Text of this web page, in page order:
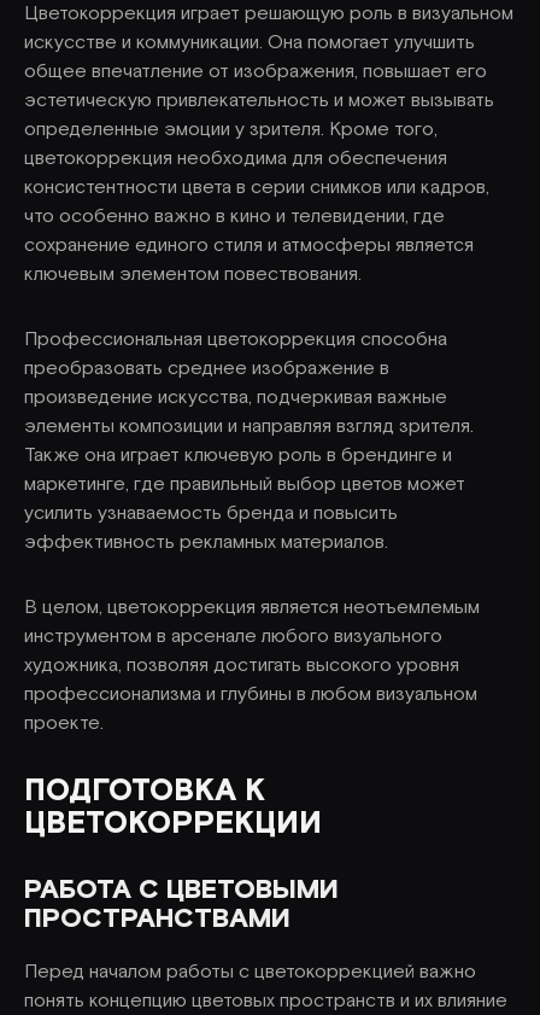
Цветокоррекция играет решающую роль в визуальном
искусстве и коммуникации. Она помогает улучшить
общее впечатление от изображения, повышает его
эстетическую привлекательность и может вызывать
определенные эмоции у зрителя. Кроме того,
цветокоррекция необходима для обеспечения
консистентности цвета в серии снимков или кадров,
что особенно важно в кино и телевидении, где
сохранение единого стиля и атмосферы является
ключевым элементом повествования.
Профессиональная цветокоррекция способна
преобразовать среднее изображение в
произведение искусства, подчеркивая важные
элементы композиции и направляя взгляд зрителя.
Также она играет ключевую роль в брендинге и
маркетинге, где правильный выбор цветов может
усилить узнаваемость бренда и повысить
эффективность рекламных материалов.
В целом, цветокоррекция является неотъемлемым
инструментом в арсенале любого визуального
художника, позволяя достигать высокого уровня
профессионализма и глубины в любом визуальном
проекте.
ПОДГОТОВКА К
ЦВЕТОКОРРЕКЦИИ
РАБОТА С ЦВЕТОВЫМИ
ПРОСТРАНСТВАМИ
Перед началом работы с цветокоррекцией важно
понять концепцию цветовых пространств и их влияние